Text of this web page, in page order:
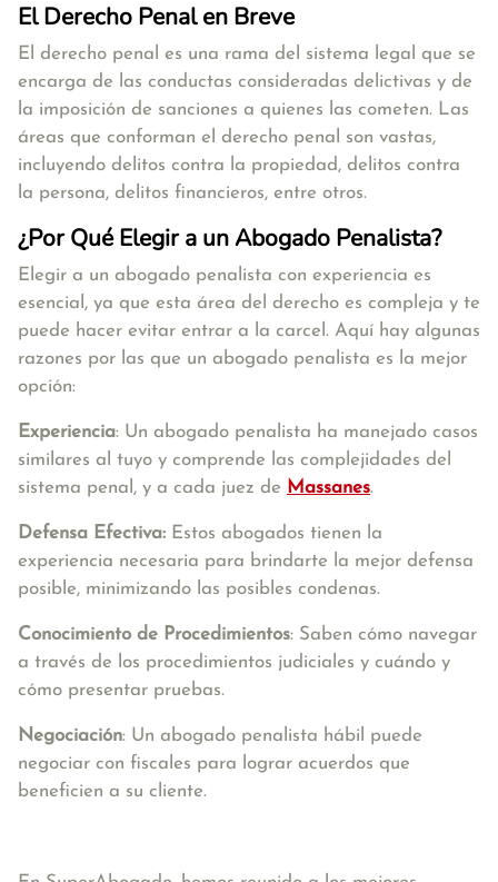
El Derecho Penal en Breve
El derecho penal es una rama del sistema legal que se
encarga de las conductas consideradas delictivas y de
la imposición de sanciones a quienes las cometen. Las
áreas que conforman el derecho penal son vastas,
incluyendo delitos contra la propiedad, delitos contra
la persona, delitos financieros, entre otros.
¿Por Qué Elegir a un Abogado Penalista?
Elegir a un abogado penalista con experiencia es
esencial, ya que esta área del derecho es compleja y te
puede hacer evitar entrar a la carcel. Aquí hay algunas
razones por las que un abogado penalista es la mejor
opción:
Experiencia: Un abogado penalista ha manejado casos
similares al tuyo y comprende las complejidades del
sistema penal, y a cada juez de Massanes.
Defensa Efectiva: Estos abogados tienen la
experiencia necesaria para brindarte la mejor defensa
posible, minimizando las posibles condenas.
Conocimiento de Procedimientos: Saben cómo navegar
a través de los procedimientos judiciales y cuándo y
cómo presentar pruebas.
Negociación: Un abogado penalista hábil puede
negociar con fiscales para lograr acuerdos que
beneficien a su cliente.